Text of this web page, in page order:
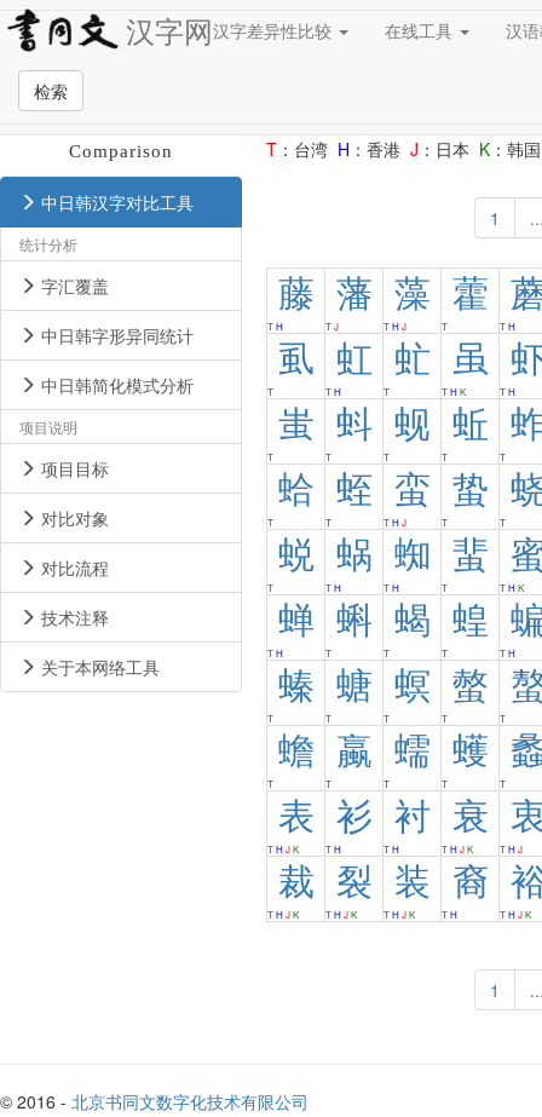
汉字网汉字差异性比较 在线工具 汉
检索
Comparison
中日韩汉字对比工具
统计分析
字汇覆盖
中日韩字形异同统计
中日韩简化模式分析
项目说明
项目目标
对比对象
对比流程
技术注释
关于本网络工具
T ：台湾 H ：香港 J ：日本 K ：韩国
1
藤
TH
藩
TJ
藻
THJ
藿
T TH
虱
T
虹
TH
虻
T
虽
THK TH
蚩
T
蚪
T
蚬
T
蚯
T T
蛤
T
蛭
T
蛮
THJ
蛰
T T
蜕
T
蜗
TH
蜘
TH
蜚
T THK
蝉
TH
蝌
T
蝎
T
蝗
T TH
螓
T
螗
T
螟
T
螫
T T
蟾
T
蠃
T
蠕
T
蠖
T T
表
THJK
衫
TH
衬
TH
衰
THJK THJ
裁
THJK
裂
THJK
装
THJK
裔
TH THJK
1
© 2016 - 北京书同文数字化技术有限公司